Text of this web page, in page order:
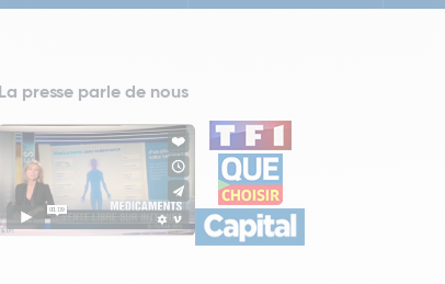
La presse parle de nous